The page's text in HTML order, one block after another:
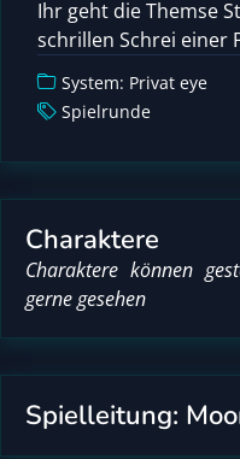
Ihr geht die Themse
schrillen Schrei einer
System: Privat eye
Spielrunde
Charaktere
Charaktere können
gerne gesehen
Spielleitung: